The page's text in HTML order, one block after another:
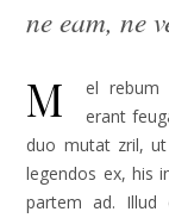
ne eam, ne
M
el rebum
erant
duo mutat zril,
legendos ex, his
partem ad. Illud